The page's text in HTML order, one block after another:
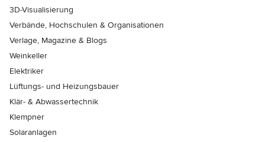
3D-Visualisierung
Verbände, Hochschulen & Organisationen
Verlage, Magazine & Blogs
Weinkeller
Elektriker
Lüftungs- und Heizungsbauer
Klär- & Abwassertechnik
Klempner
Solaranlagen